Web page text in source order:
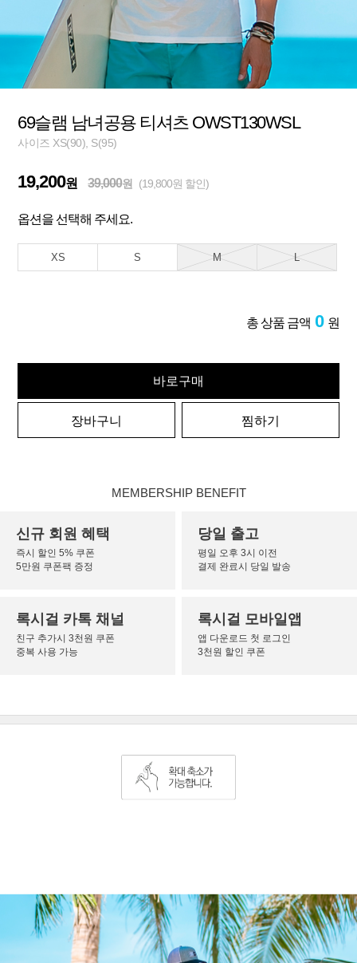
69슬램 남녀공용 티셔츠 OWST130WSL
사이즈 XS(90), S(95)
19,200원 39,000원 (19,800원 할인)
옵션을 선택해 주세요.
XS S M L
총 상품 금액 0 원
바로구매
장바구니 찜하기
MEMBERSHIP BENEFIT
신규 회원 혜택
즉시 할인 5% 쿠폰
5만원 쿠폰팩 증정
당일 출고
평일 오후 3시 이전
결제 완료시 당일 발송
록시걸 카톡 채널
친구 추가시 3천원 쿠폰
중복 사용 가능
록시걸 모바일앱
앱 다운로드 첫 로그인
3천원 할인 쿠폰